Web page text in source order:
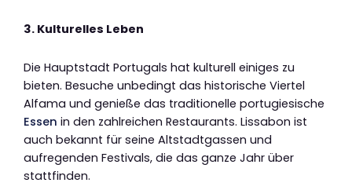
3. Kulturelles Leben
Die Hauptstadt Portugals hat kulturell einiges zu
bieten. Besuche unbedingt das historische Viertel
Alfama und genieße das traditionelle portugiesische
Essen in den zahlreichen Restaurants. Lissabon ist
auch bekannt für seine Altstadtgassen und
aufregenden Festivals, die das ganze Jahr über
stattfinden.